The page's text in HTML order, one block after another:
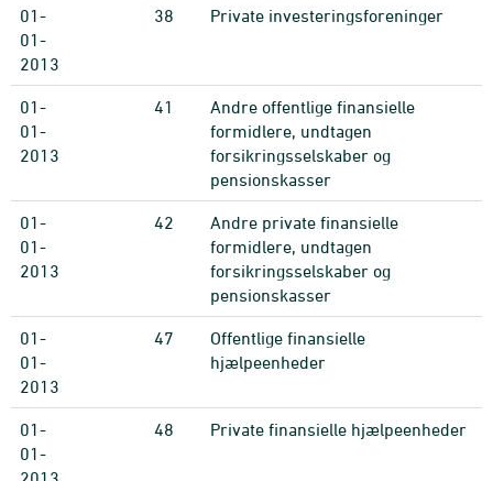
01-
01-
2013
38 Private investeringsforeninger
01-
01-
2013
41
Andre offentlige finansielle
formidlere, undtagen
forsikringsselskaber og
pensionskasser
01-
01-
2013
42
Andre private finansielle
formidlere, undtagen
forsikringsselskaber og
pensionskasser
01-
01-
2013
47
Offentlige finansielle
hjælpeenheder
01-
01-
48 Private finansielle hjælpeenheder